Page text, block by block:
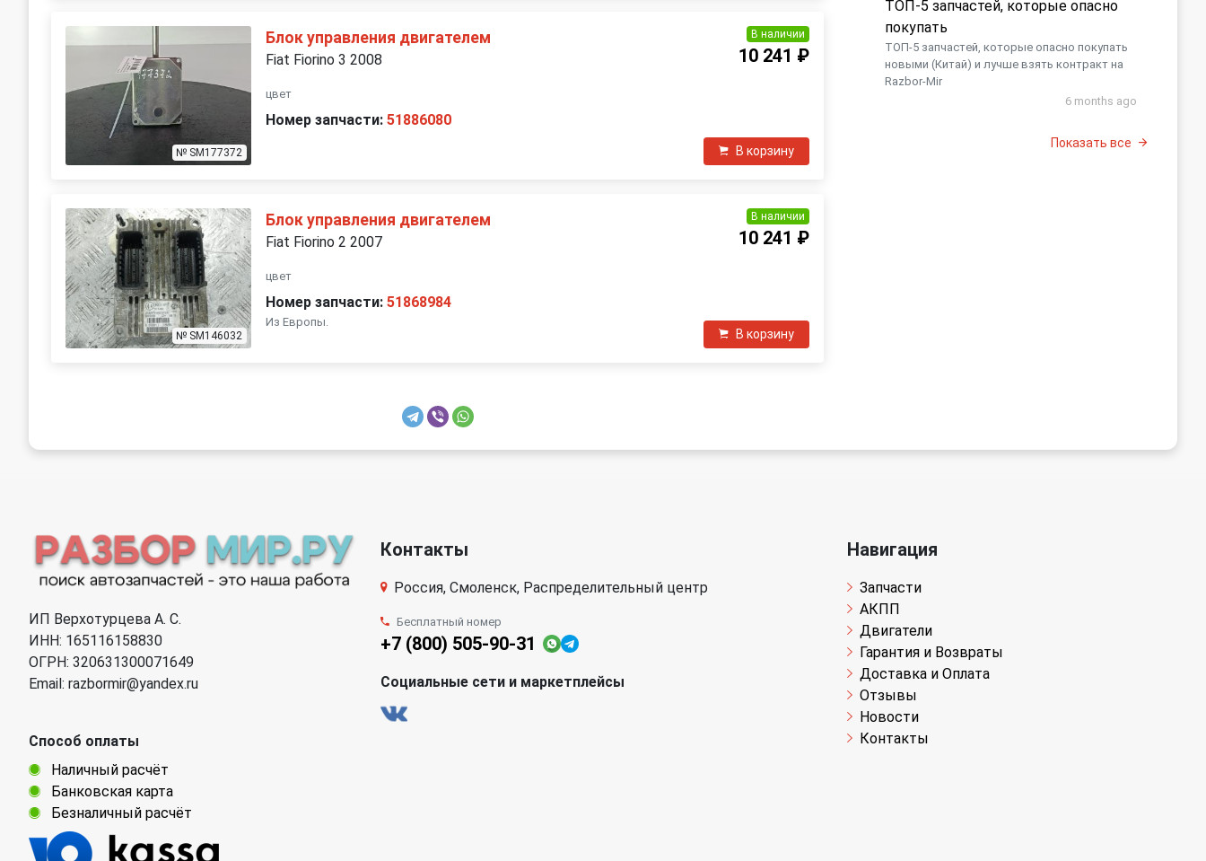
№ SM177372
Блок управления двигателем
Fiat Fiorino 3 2008
цвет
Номер запчасти: 51886080
В наличии
10 241 ₽
В корзину
№ SM146032
Блок управления двигателем
Fiat Fiorino 2 2007
цвет
Номер запчасти: 51868984
Из Европы.
В наличии
10 241 ₽
В корзину
​ТОП-5 запчастей, которые опасно
покупать
​ТОП-5 запчастей, которые опасно покупать
новыми (Китай) и лучше взять контракт на
Razbor-Mir
6 months ago
Показать все
ИП Верхотурцева А. С.
ИНН: 165116158830
ОГРН: 320631300071649
Email: razbormir@yandex.ru
Способ оплаты
Наличный расчёт
Банковская карта
Безналичный расчёт
Контакты
Россия, Смоленск, Распределительный центр
Бесплатный номер
+7 (800) 505-90-31
Социальные сети и маркетплейсы
Навигация
Запчасти
АКПП
Двигатели
Гарантия и Возвраты
Доставка и Оплата
Отзывы
Новости
Контакты